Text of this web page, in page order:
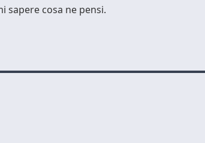
sapere cosa ne pensi.